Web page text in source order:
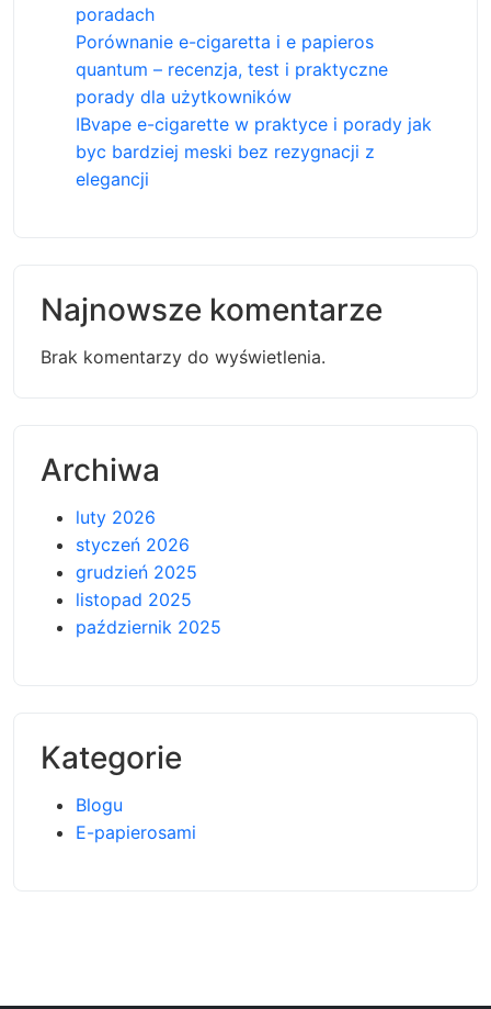
poradach
Porównanie e-cigaretta i e papieros
quantum – recenzja, test i praktyczne
porady dla użytkowników
IBvape e-cigarette w praktyce i porady jak
byc bardziej meski bez rezygnacji z
elegancji
Najnowsze komentarze
Brak komentarzy do wyświetlenia.
Archiwa
luty 2026
styczeń 2026
grudzień 2025
listopad 2025
październik 2025
Kategorie
Blogu
E-papierosami